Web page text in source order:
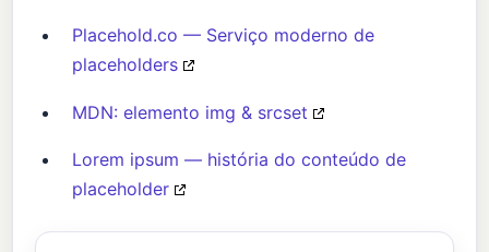
Placehold.co — Serviço moderno de
placeholders
MDN: elemento img & srcset
Lorem ipsum — história do conteúdo de
placeholder